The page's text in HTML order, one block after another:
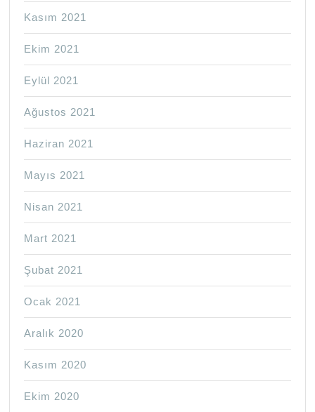
Kasım 2021
Ekim 2021
Eylül 2021
Ağustos 2021
Haziran 2021
Mayıs 2021
Nisan 2021
Mart 2021
Şubat 2021
Ocak 2021
Aralık 2020
Kasım 2020
Ekim 2020